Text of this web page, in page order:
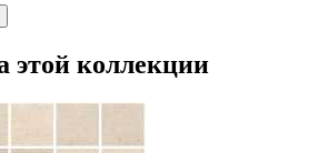
этой коллекции